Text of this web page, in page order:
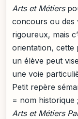
Arts et Métiers
concours ou des
rigoureux, mais
orientation, cette
un élève peut
une voie
Petit repère
= nom historique ;
Arts et Métiers